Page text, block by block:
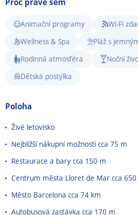
Animační programy
Wi-Fi
Wellness & Spa
Pláž s
Rodinná atmosféra
Noční
Dětská postýlka
Poloha
Živé letovisko
Nejbližší nákupní možnosti cca 75 m
Restaurace a bary cca 150 m
Centrum města Lloret de Mar cca
Město Barcelona cca 74 km
Autobusová zastávka cca 170 m